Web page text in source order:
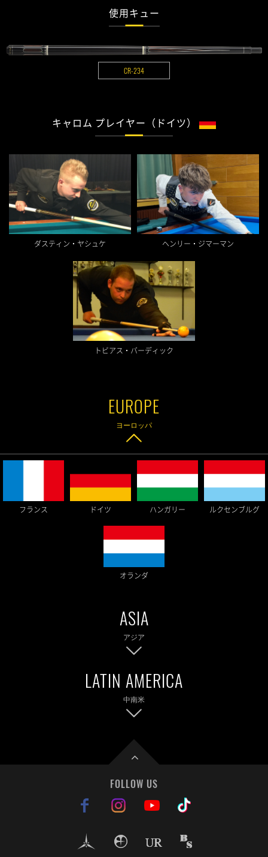
使用キュー
CR-234
キャロム プレイヤー（ドイツ）
ダスティン・ヤシュケ ヘンリー・ジマーマン
トビアス・バーディック
ヨーロッパ
フランス ドイツ ハンガリー ルクセンブルグ
オランダ
アジア
中南米
ペルー